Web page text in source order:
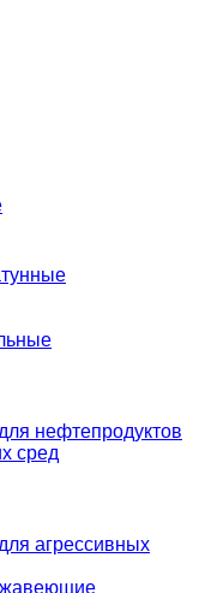
нефтепродуктов
сред
агрессивных